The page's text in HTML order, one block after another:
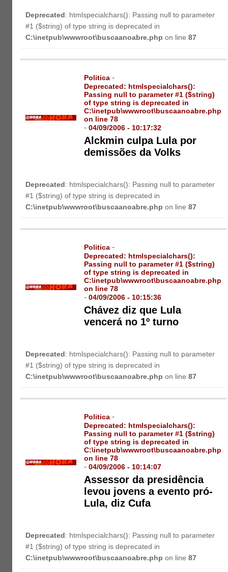
Deprecated: htmlspecialchars(): Passing null to parameter
#1 ($string) of type string is deprecated in
C:\inetpub\wwwroot\buscaanoabre.php on line87
Politica -
Deprecated: htmlspecialchars():
Passing null to parameter #1 ($string)
of type string is deprecated in
C:\inetpub\wwwroot\buscaanoabre.php
on line78
-04/09/2006 - 10:17:32
Alckmin culpa Lula por
demissões da Volks
Deprecated: htmlspecialchars(): Passing null to parameter
#1 ($string) of type string is deprecated in
C:\inetpub\wwwroot\buscaanoabre.php on line87
Politica -
Deprecated: htmlspecialchars():
Passing null to parameter #1 ($string)
of type string is deprecated in
C:\inetpub\wwwroot\buscaanoabre.php
on line78
-04/09/2006 - 10:15:36
Chávez diz que Lula
vencerá no 1º turno
Deprecated: htmlspecialchars(): Passing null to parameter
#1 ($string) of type string is deprecated in
C:\inetpub\wwwroot\buscaanoabre.php on line87
Politica -
Deprecated: htmlspecialchars():
Passing null to parameter #1 ($string)
of type string is deprecated in
C:\inetpub\wwwroot\buscaanoabre.php
on line78
-04/09/2006 - 10:14:07
Assessor da presidência
levou jovens a evento pró-
Lula, diz Cufa
Deprecated: htmlspecialchars(): Passing null to parameter
#1 ($string) of type string is deprecated in
C:\inetpub\wwwroot\buscaanoabre.php on line87